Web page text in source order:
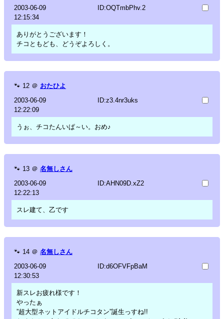
2003-06-09
12:15:34
ID:OQTmbPhv.2
ありがとうございます！
チコともども、どうぞよろしく。
🐾 12 ＠ おたひよ
2003-06-09
12:22:09
ID:z3.4nr3uks
うぉ、チコたんいぱ～い。おめ♪
🐾 13 ＠ 名無しさん
2003-06-09
12:22:13
ID:AHN09D.xZ2
スレ建て、乙です
🐾 14 ＠ 名無しさん
2003-06-09
12:30:53
ID:d6OFVFpBaM
新スレお疲れ様です！
やったぁ
”超大型ネットアイドルチコタン”誕生っすね!!